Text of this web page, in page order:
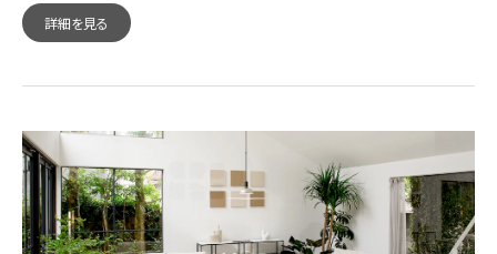
詳細を見る